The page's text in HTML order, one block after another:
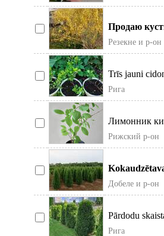
Продаю
есть 6 кустов.
Резекне и р-он
Trīs jauni
Рига
Лимонник
листья можно
Рижский р-он
Latvijā. Var
Добеле и р-он
Pārdodu
1, 80 m. A
Рига